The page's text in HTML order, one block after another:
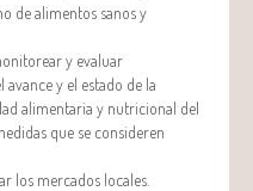
de alimentos sanos y
y evaluar
avance y el estado de la
alimentaria y nutricional del
que se consideren
los mercados locales.